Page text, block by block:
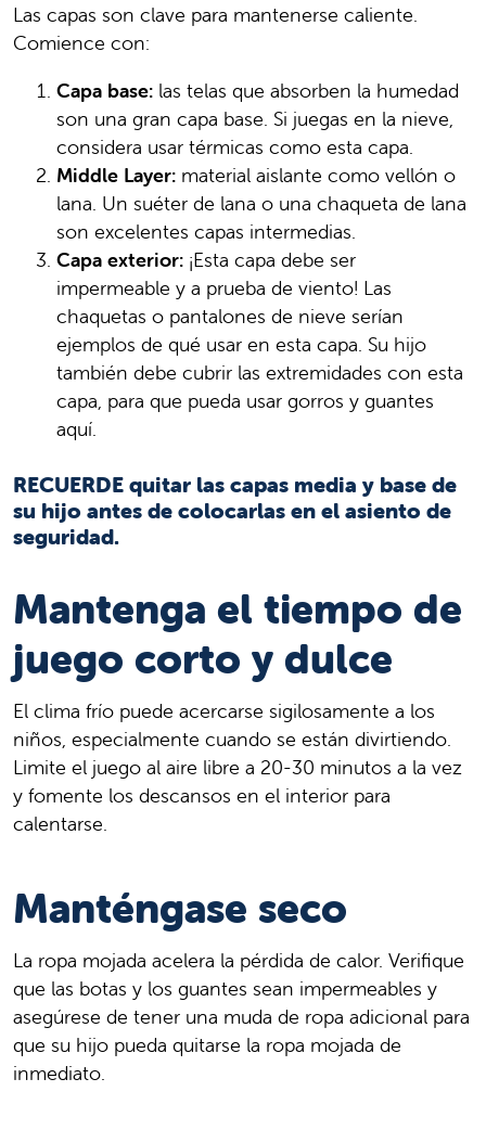
Las capas son clave para mantenerse caliente.
Comience con:
Capa base: las telas que absorben la humedad
son una gran capa base. Si juegas en la nieve,
considera usar térmicas como esta capa.
Middle Layer: material aislante como vellón o
lana. Un suéter de lana o una chaqueta de lana
son excelentes capas intermedias.
Capa exterior: ¡Esta capa debe ser
impermeable y a prueba de viento! Las
chaquetas o pantalones de nieve serían
ejemplos de qué usar en esta capa. Su hijo
también debe cubrir las extremidades con esta
capa, para que pueda usar gorros y guantes
aquí.
RECUERDE quitar las capas media y base de
su hijo antes de colocarlas en el asiento de
seguridad.
Mantenga el tiempo de
juego corto y dulce
El clima frío puede acercarse sigilosamente a los
niños, especialmente cuando se están divirtiendo.
Limite el juego al aire libre a 20-30 minutos a la vez
y fomente los descansos en el interior para
calentarse.
Manténgase seco
La ropa mojada acelera la pérdida de calor. Verifique
que las botas y los guantes sean impermeables y
asegúrese de tener una muda de ropa adicional para
que su hijo pueda quitarse la ropa mojada de
inmediato.